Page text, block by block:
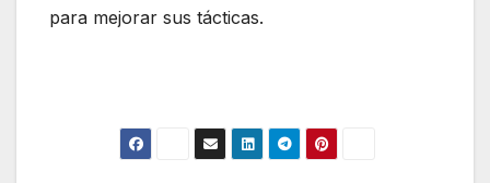
para mejorar sus tácticas.